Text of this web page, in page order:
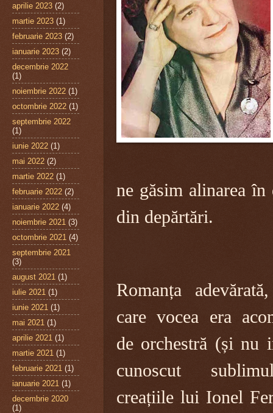
ne găsim alinarea
din depărtări.
Romanța
care vocea era
de orchestră (și nu
cunoscut
creațiile lui Ionel
aprilie 2023 (2)
martie 2023 (1)
februarie 2023 (2)
ianuarie 2023 (2)
decembrie 2022
(1)
noiembrie 2022 (1)
octombrie 2022 (1)
septembrie 2022
(1)
iunie 2022 (1)
mai 2022 (2)
martie 2022 (1)
februarie 2022 (2)
ianuarie 2022 (4)
noiembrie 2021 (3)
octombrie 2021 (4)
septembrie 2021
(3)
august 2021 (1)
iulie 2021 (1)
iunie 2021 (1)
mai 2021 (1)
aprilie 2021 (1)
martie 2021 (1)
februarie 2021 (1)
ianuarie 2021 (1)
decembrie 2020
(1)